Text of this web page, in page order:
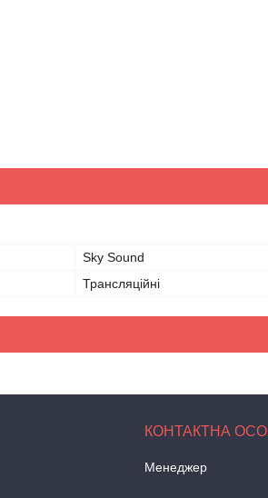
Sky Sound
Трансляційні
Менеджер